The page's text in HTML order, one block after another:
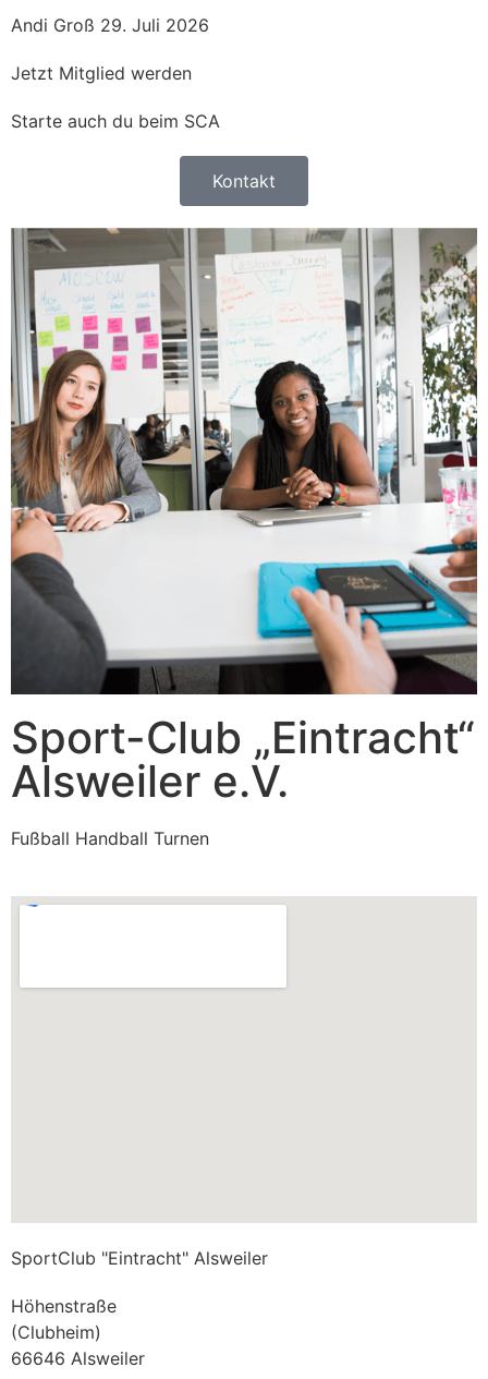
Andi Groß 29. Juli 2026
Jetzt Mitglied werden
Starte auch du beim SCA
Kontakt
Sport-Club „Eintracht“
Alsweiler e.V.
Fußball Handball Turnen
SportClub "Eintracht" Alsweiler
Höhenstraße
(Clubheim)
66646 Alsweiler